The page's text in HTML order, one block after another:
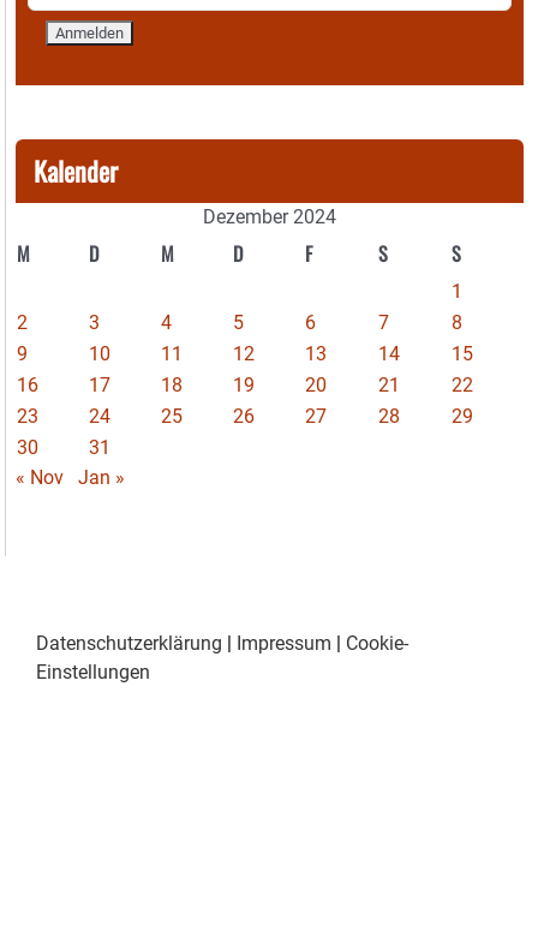
Kalender
Dezember 2024
M D M D F S S
1
2
3 4 5 6 7
8
9
10 11 12 13 14
15
16
17 18 19 20 21
22
23
24 25 26 27 28
29
30
31
« Nov
Jan »
Datenschutzerklärung | Impressum | Cookie-
Einstellungen